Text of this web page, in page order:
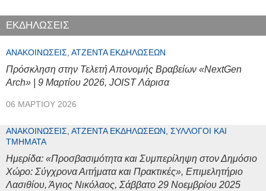
ΕΚΔΗΛΩΣΕΙΣ
ΑΝΑΚΟΙΝΏΣΕΙΣ, ΑΤΖΈΝΤΑ ΕΚΔΗΛΏΣΕΩΝ
Πρόσκληση στην Τελετή Απονομής Βραβείων «NextGen
Arch» | 9 Μαρτίου 2026, JOIST Λάρισα
06 ΜΑΡΤΊΟΥ 2026
ΑΝΑΚΟΙΝΏΣΕΙΣ, ΑΤΖΈΝΤΑ ΕΚΔΗΛΏΣΕΩΝ, ΣΎΛΛΟΓΟΙ ΚΑΙ
ΤΜΉΜΑΤΑ
Ημερίδα: «Προσβασιμότητα και Συμπερίληψη στον Δημόσιο
Χώρο: Σύγχρονα Αιτήματα και Πρακτικές», Επιμελητήριο
Λασιθίου, Άγιος Νικόλαος, Σάββατο 29 Νοεμβρίου 2025